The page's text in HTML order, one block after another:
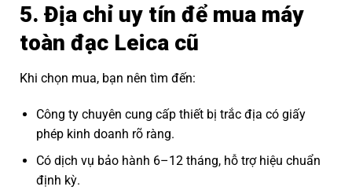
5. Địa chỉ uy tín để mua máy
toàn đạc Leica cũ
Khi chọn mua, bạn nên tìm đến:
Công ty chuyên cung cấp thiết bị trắc địa có giấy
phép kinh doanh rõ ràng.
Có dịch vụ bảo hành 6–12 tháng, hỗ trợ hiệu chuẩn
định kỳ.